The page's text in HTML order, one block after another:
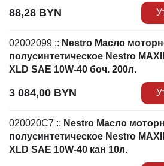
88,28 BYN
02002099 :: Nestro Масло
полусинтетическое Nestro
XLD SAE 10W-40 боч. 200л.
3 084,00 BYN
020020C7 :: Nestro Масло
полусинтетическое Nestro
XLD SAE 10W-40 кан 10л.